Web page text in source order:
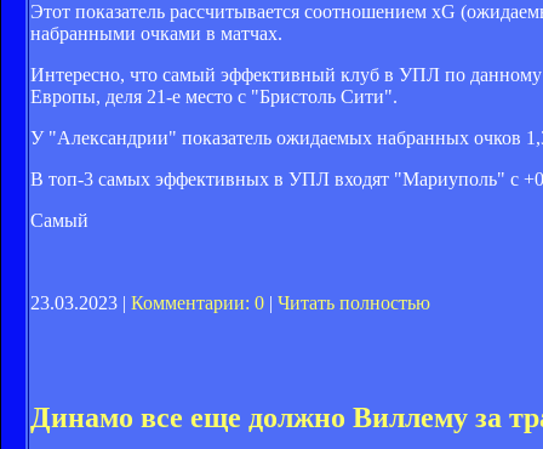
Этот показатель рассчитывается соотношением xG
набранными очками в матчах.
Интересно, что самый эффективный клуб в УПЛ по
Европы, деля 21-е место с "Бристоль Сити".
У "Александрии" показатель ожидаемых набранных очков
В топ-3 самых эффективных в УПЛ входят "Мариуполь" с
Самый
23.03.2023 | Комментарии: 0 | Читать полностью
Динамо все еще должно Виллему за